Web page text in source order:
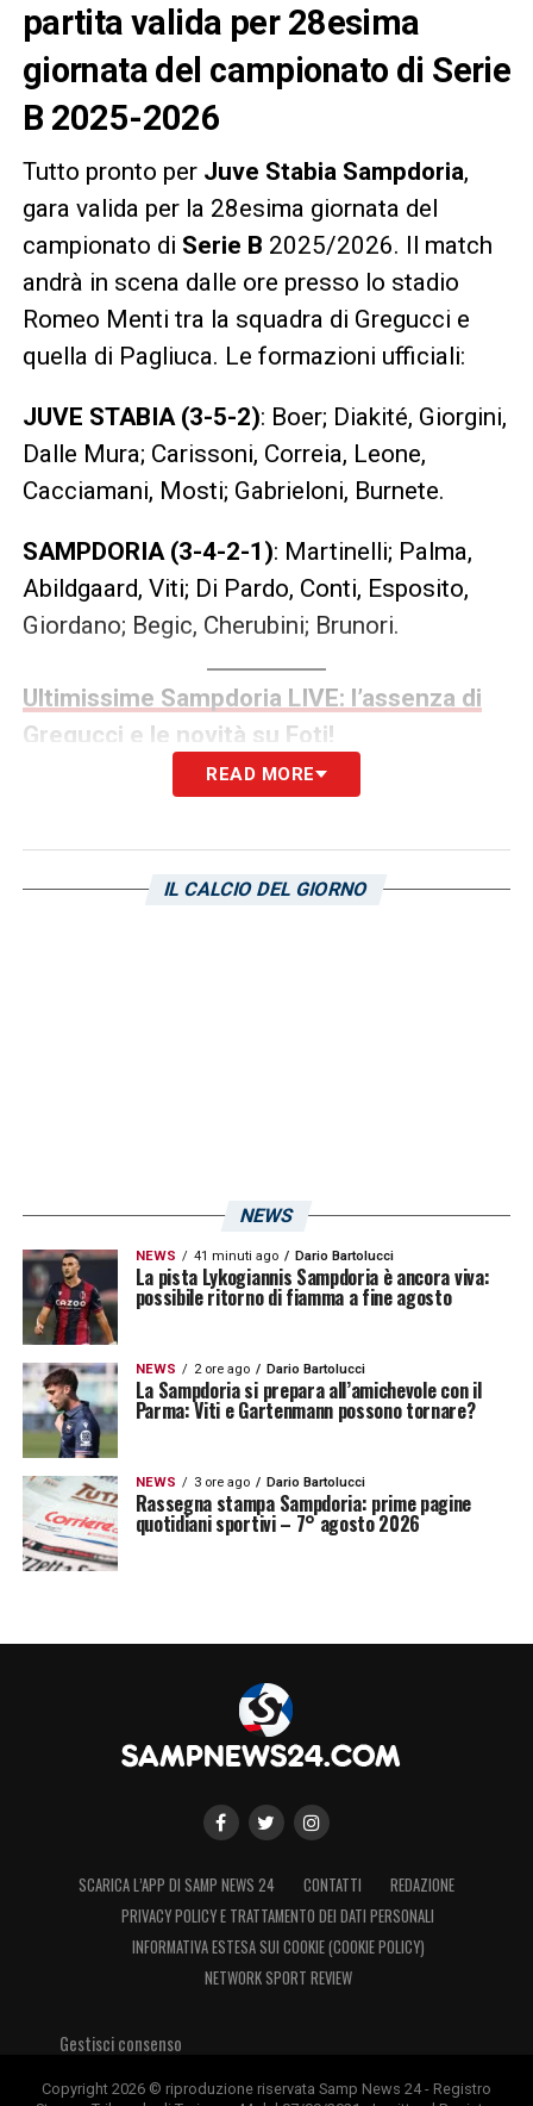
partita valida per 28esima
giornata del campionato di Serie
B 2025-2026
Tutto pronto per Juve Stabia Sampdoria,
gara valida per la 28esima giornata del
campionato di Serie B 2025/2026. Il match
andrà in scena dalle ore presso lo stadio
Romeo Menti tra la squadra di Gregucci e
quella di Pagliuca. Le formazioni ufficiali:
JUVE STABIA (3-5-2): Boer; Diakité, Giorgini,
Dalle Mura; Carissoni, Correia, Leone,
Cacciamani, Mosti; Gabrieloni, Burnete.
SAMPDORIA (3-4-2-1): Martinelli; Palma,
Abildgaard, Viti; Di Pardo, Conti, Esposito,
Giordano; Begic, Cherubini; Brunori.
Ultimissime Sampdoria LIVE: l’assenza di
Gregucci e le novità su Foti!
READ MORE
IL CALCIO DEL GIORNO
NEWS
NEWS 41 minuti ago Dario Bartolucci
La pista Lykogiannis Sampdoria è ancora viva:
possibile ritorno di fiamma a fine agosto
NEWS 2 ore ago Dario Bartolucci
La Sampdoria si prepara all’amichevole con il
Parma: Viti e Gartenmann possono tornare?
NEWS 3 ore ago Dario Bartolucci
Rassegna stampa Sampdoria: prime pagine
quotidiani sportivi – 7° agosto 2026
SCARICA L’APP DI SAMP NEWS 24 CONTATTI
REDAZIONE
PRIVACY POLICY E TRATTAMENTO DEI DATI PERSONALI
INFORMATIVA ESTESA SUI COOKIE (COOKIE POLICY)
NETWORK SPORT REVIEW
Gestisci consenso
Copyright 2026 © riproduzione riservata Samp News 24 - Registro